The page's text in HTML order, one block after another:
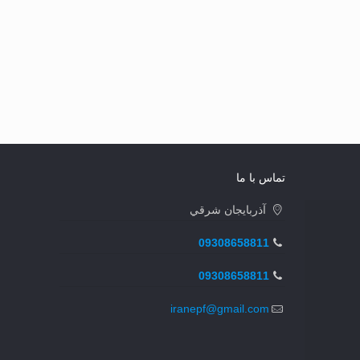
تماس با ما
آذربايجان شرقي
09308658811
09308658811
iranepf@gmail.com